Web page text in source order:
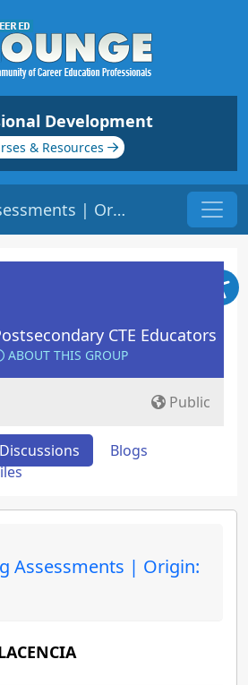
Development
& Resources
Understanding Assessments | Origin: EC150
CTE Educators
ABOUT THIS GROUP
Public
Discussions
Blogs
Assessments | Origin: